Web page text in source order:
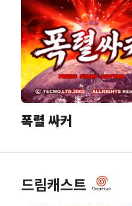
폭렬 싸커
드림캐스트